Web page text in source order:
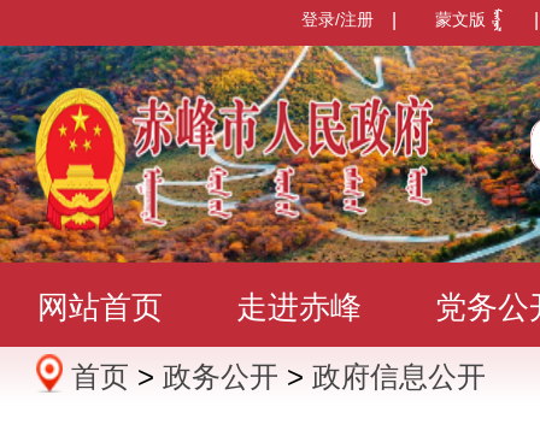
蒙文版
登录/注册
网站首页 走进赤峰 党务公
办事服务 政民互动 数据发
首页 > 政务公开 > 政府信息公开